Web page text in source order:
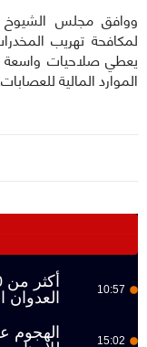
ووافق مجلس الشيوخ
لمكافحة تهريب
يعطي صلاحيات واسعة
الموارد المالية
10:57
العدوان
15:02
الهجوم